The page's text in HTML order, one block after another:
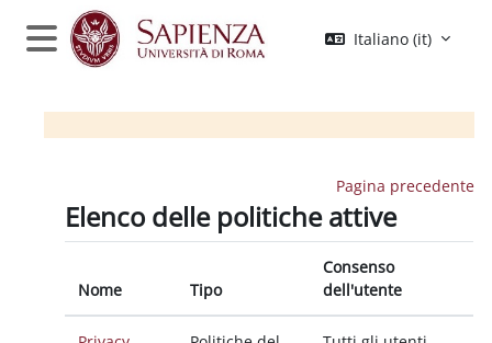
Vai al contenuto principale
Pannello laterale
Italiano ‎(it)‎
Pagina precedente
Elenco delle politiche attive
Nome Tipo
Consenso
dell'utente